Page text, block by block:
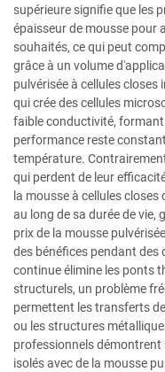
supérieure signifie que les
épaisseur de mousse pour
souhaités, ce qui peut
grâce à un volume
pulvérisée à cellules
qui crée des cellules
faible conductivité,
performance reste
température.
qui perdent de leur
la mousse à cellules
au long de sa durée de vie,
prix de la mousse
des bénéfices pendant des
continue élimine les ponts
structurels, un problème
permettent les transferts
ou les structures
professionnels
isolés avec de la mousse